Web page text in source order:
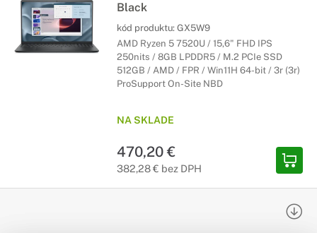
Black
kód produktu: GX5W9
AMD Ryzen 5 7520U / 15,6" FHD IPS
250nits / 8GB LPDDR5 / M.2 PCIe SSD
512GB / AMD / FPR / Win11H 64-bit / 3r (3r)
ProSupport On-Site NBD
NA SKLADE
470,20 €
382,28 € bez DPH